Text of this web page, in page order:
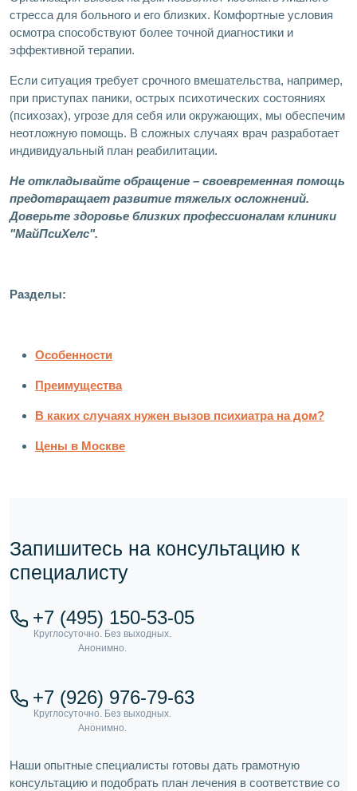
стресса для больного и его близких. Комфортные условия
осмотра способствуют более точной диагностики и
эффективной терапии.
Если ситуация требует срочного вмешательства, например,
при приступах паники, острых психотических состояниях
(психозах), угрозе для себя или окружающих, мы обеспечим
неотложную помощь. В сложных случаях врач разработает
индивидуальный план реабилитации.
Не откладывайте обращение – своевременная помощь
предотвращает развитие тяжелых осложнений.
Доверьте здоровье близких профессионалам клиники
"МайПсиХелс".
Разделы:
Особенности
Преимущества
В каких случаях нужен вызов психиатра на дом?
Цены в Москве
Запишитесь на консультацию к
специалисту
+7 (495) 150-53-05
+7 (926) 976-79-63
Наши опытные специалисты готовы дать грамотную
консультацию и подобрать план лечения в соответствие со